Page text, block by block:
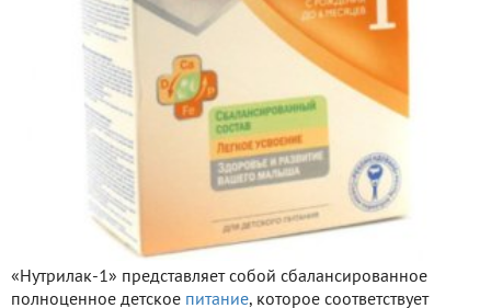
«Нутрилак-1» представляет собой сбалансированное
полноценное детское питание, которое соответствует